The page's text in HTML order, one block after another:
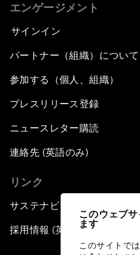
このウェブ
ます
このサイトで
エンゲージメント
サインイン
パートナー（組織）について
参加する（個人、組織）
プレスリリース登録
ニュースレター購読
連絡先 (英語のみ)
リンク
サステナビリティへの取り組
採用情報 (英語のみ)